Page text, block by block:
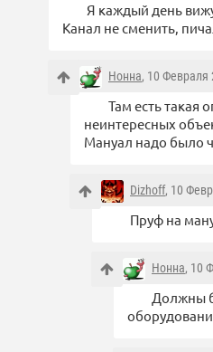
Я каждый день
Канал не сменить,
Нонна, 10 Февраля
Там есть такая
неинтересных
Мануал надо было
Dizhoff, 10
Пруф на
Нонна, 10
Должны